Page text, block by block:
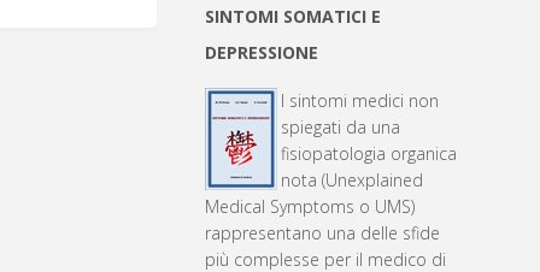
SINTOMI SOMATICI E
DEPRESSIONE
I sintomi medici non
spiegati da una
fisiopatologia organica
nota (Unexplained
Medical Symptoms o UMS)
rappresentano una delle sfide
più complesse per il medico di